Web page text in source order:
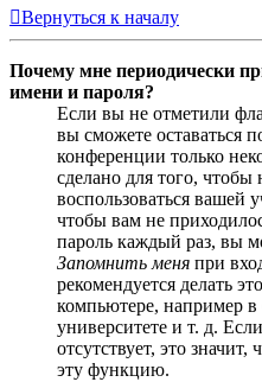
Вернуться к началу
Почему мне периодически
имени и пароля?
Если вы не отметили
вы сможете оставаться
конференции только
сделано для того,
воспользоваться вашей
чтобы вам не
пароль каждый раз, вы
Запомнить меня при
рекомендуется делать
компьютере, например в
университете и т. д.
отсутствует, это
эту функцию.